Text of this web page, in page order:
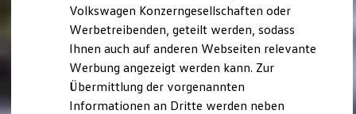
Werkbesichtigung
Factory visit
Lifestyle Shop
Golf Kollektion
ID. Kollektion
Volkswagen Kollektion
Volkswagen Konzerngesellschaften oder
Werbetreibenden, geteilt werden, sodass
Ihnen auch auf anderen Webseiten relevante
Werbung angezeigt werden kann. Zur
Übermittlung der vorgenannten
Informationen an Dritte werden neben